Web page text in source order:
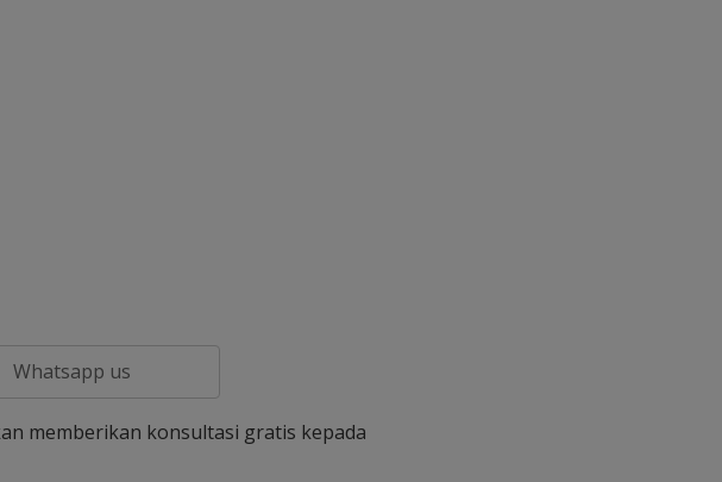
Whatsapp us
memberikan konsultasi gratis kepada